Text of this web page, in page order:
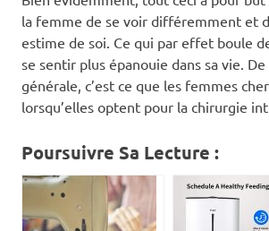
la femme de se voir différemment et
estime de soi. Ce qui par effet boule
se sentir plus épanouie dans sa vie.
générale, c’est ce que les femmes
lorsqu’elles optent pour la chirurgie
Poursuivre Sa Lecture :